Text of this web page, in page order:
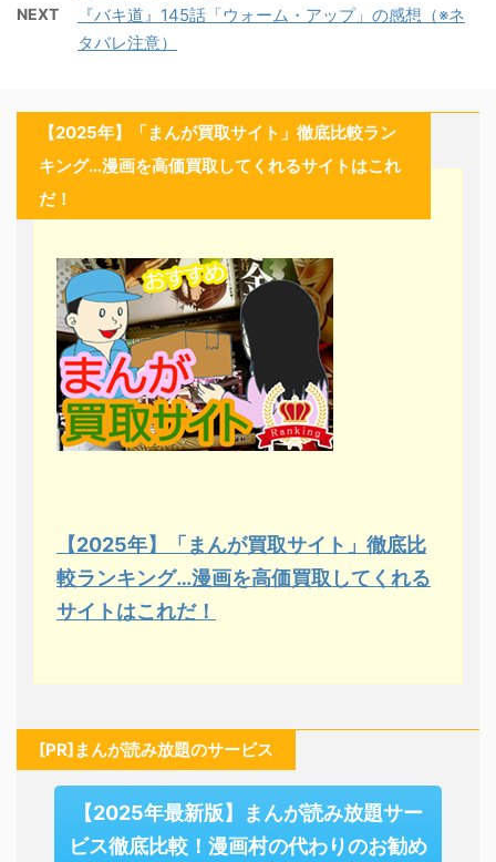
NEXT
『バキ道』145話「ウォーム・アップ」の感想（※ネ
タバレ注意）
【2025年】「まんが買取サイト」徹底比較ラン
キング…漫画を高価買取してくれるサイトはこれ
だ！
【2025年】「まんが買取サイト」徹底比
較ランキング…漫画を高価買取してくれる
サイトはこれだ！
[PR]まんが読み放題のサービス
【2025年最新版】まんが読み放題サー
ビス徹底比較！漫画村の代わりのお勧め